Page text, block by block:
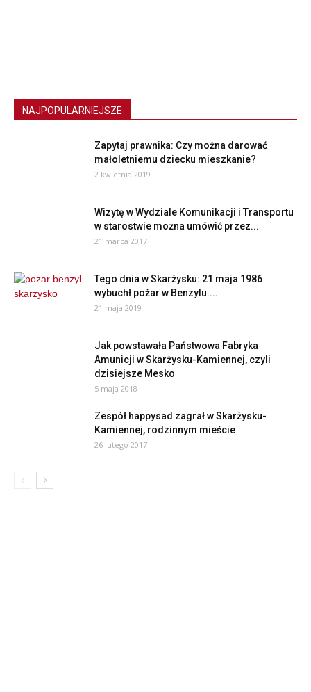
NAJPOPULARNIEJSZE
Zapytaj prawnika: Czy można darować
małoletniemu dziecku mieszkanie?
2 kwietnia 2019
Wizytę w Wydziale Komunikacji i Transportu
w starostwie można umówić przez...
21 marca 2017
Tego dnia w Skarżysku: 21 maja 1986
wybuchł pożar w Benzylu....
21 maja 2019
Jak powstawała Państwowa Fabryka
Amunicji w Skarżysku-Kamiennej, czyli
dzisiejsze Mesko
5 maja 2018
Zespół happysad zagrał w Skarżysku-
Kamiennej, rodzinnym mieście
26 lutego 2017